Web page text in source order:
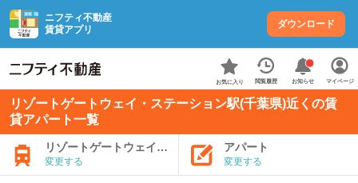
ニフティ不動産
賃貸アプリ
ダウンロード
お気に入り 閲覧履歴 お知らせ マイページ
リゾートゲートウェイ・ステーション駅(千葉県)近くの賃
貸アパート一覧
リゾートゲートウェイ・ステーション駅
変更する
アパート
変更する